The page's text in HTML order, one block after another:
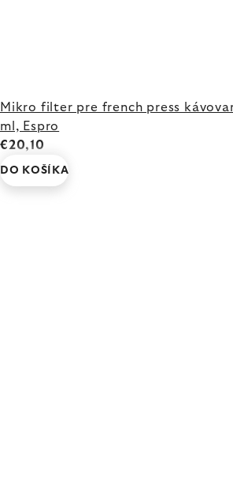
Mikro filter pre french press
ml, Espro
€20,10
DO KOŠÍKA